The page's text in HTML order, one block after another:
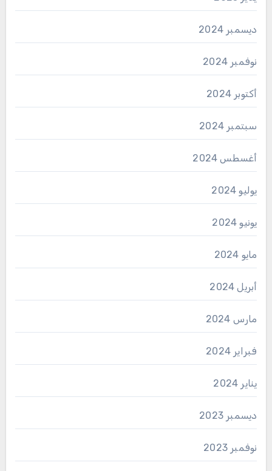
ديسمبر 2024
نوفمبر 2024
أكتوبر 2024
سبتمبر 2024
أغسطس 2024
يوليو 2024
يونيو 2024
مايو 2024
أبريل 2024
مارس 2024
فبراير 2024
يناير 2024
ديسمبر 2023
نوفمبر 2023